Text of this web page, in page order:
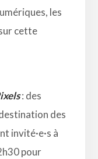
les
cette
: des
des
invité·e·s à
pour